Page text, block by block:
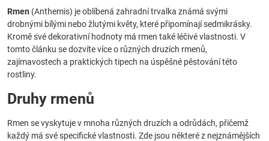
Rmen (Anthemis) je oblíbená zahradní trvalka známá svými
drobnými bílými nebo žlutými květy, které připomínají sedmikrásky.
Kromě své dekorativní hodnoty má rmen také léčivé vlastnosti. V
tomto článku se dozvíte více o různých druzích rmenů,
zajímavostech a praktických tipech na úspěšné pěstování této
rostliny.
Druhy rmenů
Rmen se vyskytuje v mnoha různých druzích a odrůdách, přičemž
každý má své specifické vlastnosti. Zde jsou některé z nejznámějších